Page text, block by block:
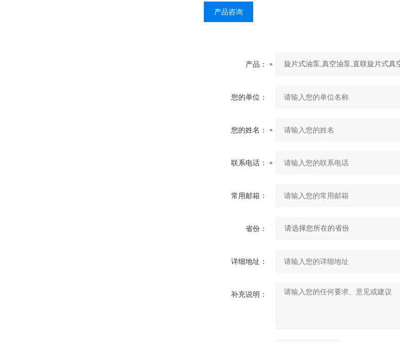
产品咨询
产品：
您的单位：
您的姓名：
联系电话：
常用邮箱：
省份：
详细地址：
补充说明：